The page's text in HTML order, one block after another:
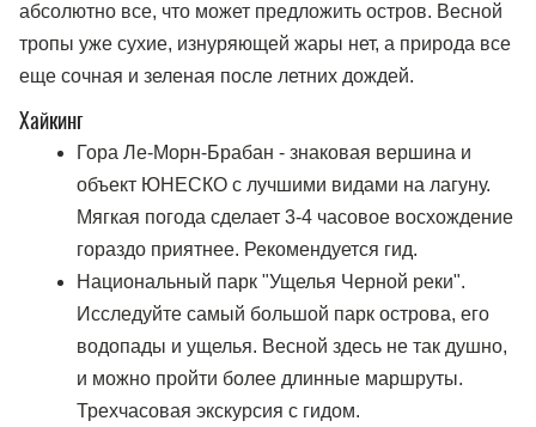
абсолютно все, что может предложить остров. Весной
тропы уже сухие, изнуряющей жары нет, а природа все
еще сочная и зеленая после летних дождей.
Хайкинг
Гора Ле-Морн-Брабан - знаковая вершина и
объект ЮНЕСКО с лучшими видами на лагуну.
Мягкая погода сделает 3-4 часовое восхождение
гораздо приятнее. Рекомендуется гид.
Национальный парк "Ущелья Черной реки".
Исследуйте самый большой парк острова, его
водопады и ущелья. Весной здесь не так душно,
и можно пройти более длинные маршруты.
Трехчасовая экскурсия с гидом.